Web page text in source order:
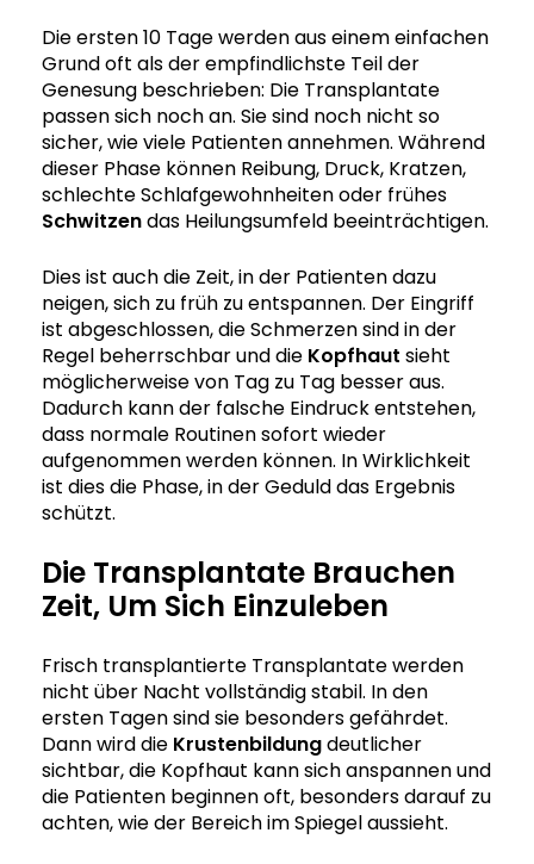
Die ersten 10 Tage werden aus einem einfachen
Grund oft als der empfindlichste Teil der
Genesung beschrieben: Die Transplantate
passen sich noch an. Sie sind noch nicht so
sicher, wie viele Patienten annehmen. Während
dieser Phase können Reibung, Druck, Kratzen,
schlechte Schlafgewohnheiten oder frühes
Schwitzendas Heilungsumfeld beeinträchtigen.
Dies ist auch die Zeit, in der Patienten dazu
neigen, sich zu früh zu entspannen. Der Eingriff
ist abgeschlossen, die Schmerzen sind in der
Regel beherrschbar und die Kopfhaut sieht
möglicherweise von Tag zu Tag besser aus.
Dadurch kann der falsche Eindruck entstehen,
dass normale Routinen sofort wieder
aufgenommen werden können. In Wirklichkeit
ist dies die Phase, in der Geduld das Ergebnis
schützt.
Die Transplantate Brauchen
Zeit, Um Sich Einzuleben
Frisch transplantierte Transplantate werden
nicht über Nacht vollständig stabil. In den
ersten Tagen sind sie besonders gefährdet.
Dann wird die Krustenbildungdeutlicher
sichtbar, die Kopfhaut kann sich anspannen und
die Patienten beginnen oft, besonders darauf zu
achten, wie der Bereich im Spiegel aussieht.